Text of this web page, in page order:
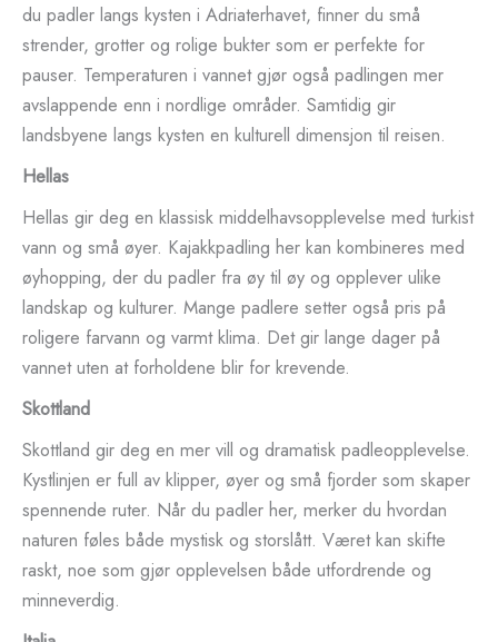
du padler langs kysten i Adriaterhavet, finner du små
strender, grotter og rolige bukter som er perfekte for
pauser. Temperaturen i vannet gjør også padlingen mer
avslappende enn i nordlige områder. Samtidig gir
landsbyene langs kysten en kulturell dimensjon til reisen.
Hellas
Hellas gir deg en klassisk middelhavsopplevelse med turkist
vann og små øyer. Kajakkpadling her kan kombineres med
øyhopping, der du padler fra øy til øy og opplever ulike
landskap og kulturer. Mange padlere setter også pris på
roligere farvann og varmt klima. Det gir lange dager på
vannet uten at forholdene blir for krevende.
Skottland
Skottland gir deg en mer vill og dramatisk padleopplevelse.
Kystlinjen er full av klipper, øyer og små fjorder som skaper
spennende ruter. Når du padler her, merker du hvordan
naturen føles både mystisk og storslått. Været kan skifte
raskt, noe som gjør opplevelsen både utfordrende og
minneverdig.